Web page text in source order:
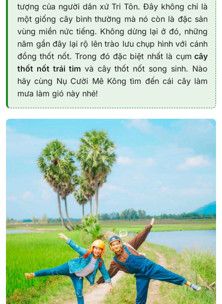
tượng của người dân xứ Tri Tôn. Đây không chỉ là
một giống cây bình thường mà nó còn là đặc sản
vùng miền nức tiếng. Không dừng lại ở đó, những
năm gần đây lại rộ lên trào lưu chụp hình với cánh
đồng thốt nốt. Trong đó đặc biệt nhất là cụm cây
thốt nốt trái timvà cây thốt nốt song sinh. Nào
hãy cùng Nụ Cười Mê Kông tìm đến cái cây làm
mưa làm gió này nhé!